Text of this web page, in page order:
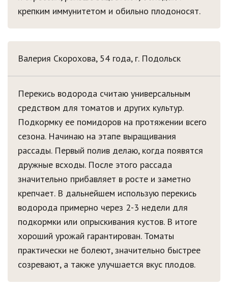
крепким иммунитетом и обильно плодоносят.
Валерия Скорохова, 54 года, г. Подольск
Перекись водорода считаю универсальным
средством для томатов и других культур.
Подкормку ее помидоров на протяжении всего
сезона. Начинаю на этапе выращивания
рассады. Первый полив делаю, когда появятся
дружные всходы. После этого рассада
значительно прибавляет в росте и заметно
крепчает. В дальнейшем использую перекись
водорода примерно через 2-3 недели для
подкормки или опрыскивания кустов. В итоге
хороший урожай гарантирован. Томаты
практически не болеют, значительно быстрее
созревают, а также улучшается вкус плодов.